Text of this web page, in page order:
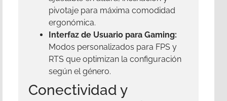
pivotaje para máxima comodidad
ergonómica.
Interfaz de Usuario para Gaming:
Modos personalizados para FPS y
RTS que optimizan la configuración
según el género.
Conectividad y